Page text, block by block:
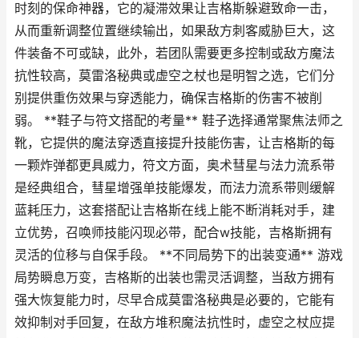
时刻的保命神器，它的凝滞效果让吉格斯躲避致命一击，
从而重新调整位置继续输出，如果敌方刺客威胁巨大，这
件装备不可或缺，此外，若团队需要更多控制或敌方魔法
抗性较高，莫雷洛秘典或虚空之杖也是明智之选，它们分
别提供重伤效果与穿透能力，确保吉格斯的伤害不被削
弱。 **鞋子与符文搭配的考量** 鞋子选择通常聚焦法师之
靴，它提供的魔法穿透直接提升技能伤害，让吉格斯的每
一颗炸弹都更具威力，符文方面，奥术彗星与法力流系带
是经典组合，彗星增强单技能爆发，而法力流系带则缓解
蓝耗压力，这套搭配让吉格斯在线上能不断消耗对手，建
立优势，召唤师技能闪现必带，配合w技能，吉格斯拥有
灵活的位移与自保手段。 **不同局势下的出装变通** 游戏
局势瞬息万变，吉格斯的出装也需灵活调整，当敌方拥有
强大恢复能力时，尽早合成莫雷洛秘典是必要的，它能有
效抑制对手回复，在敌方堆积魔法抗性时，虚空之杖应提